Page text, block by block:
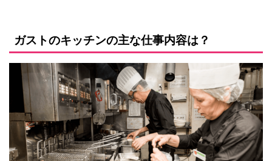
ガストのキッチンの主な仕事内容は？